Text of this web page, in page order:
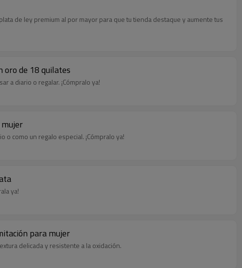
de ley premium al por mayor para que tu tienda destaque y aumente tus
oro de 18 quilates
a diario o regalar. ¡Cómpralo ya!
como un regalo especial. ¡Cómpralo ya!
ya!
para mujer
delicada y resistente a la oxidación.